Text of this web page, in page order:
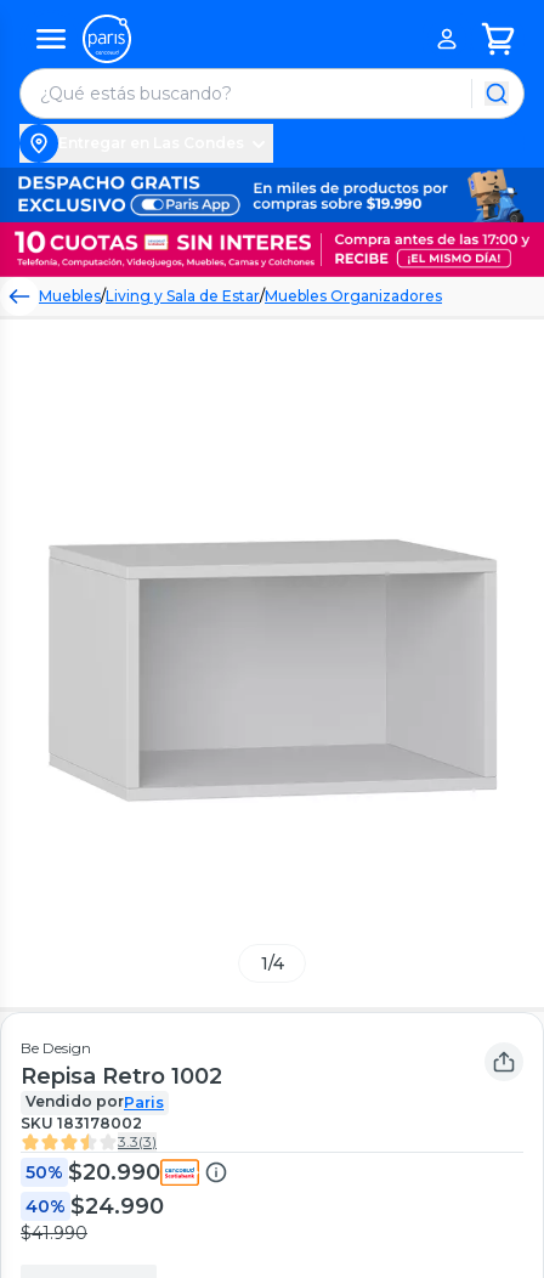
Muebles/Living y Sala de Estar/Muebles Organizadores
1/4
Be Design
Repisa Retro 1002
Vendido porParis
SKU 183178002
3.3(3)
50% $20.990
40% $24.990
$41.990